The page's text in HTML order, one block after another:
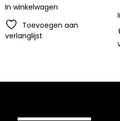
In winkelwagen
Toevoegen aan
verlanglijst